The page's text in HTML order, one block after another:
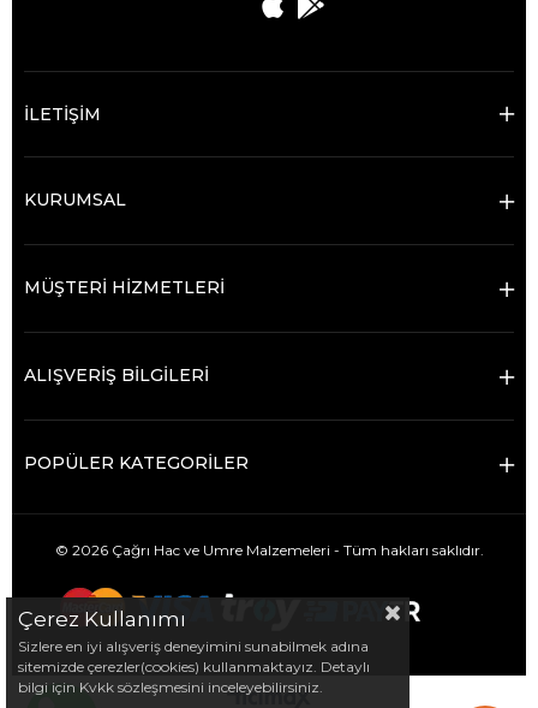
İLETİŞİM
KURUMSAL
MÜŞTERİ HİZMETLERİ
ALIŞVERİŞ BİLGİLERİ
POPÜLER KATEGORİLER
© 2026 Çağrı Hac ve Umre Malzemeleri - Tüm hakları saklıdır.
Çerez Kullanımı
Sizlere en iyi alışveriş deneyimini sunabilmek adına
sitemizde çerezler(cookies) kullanmaktayız. Detaylı
bilgi için Kvkk sözleşmesini inceleyebilirsiniz.